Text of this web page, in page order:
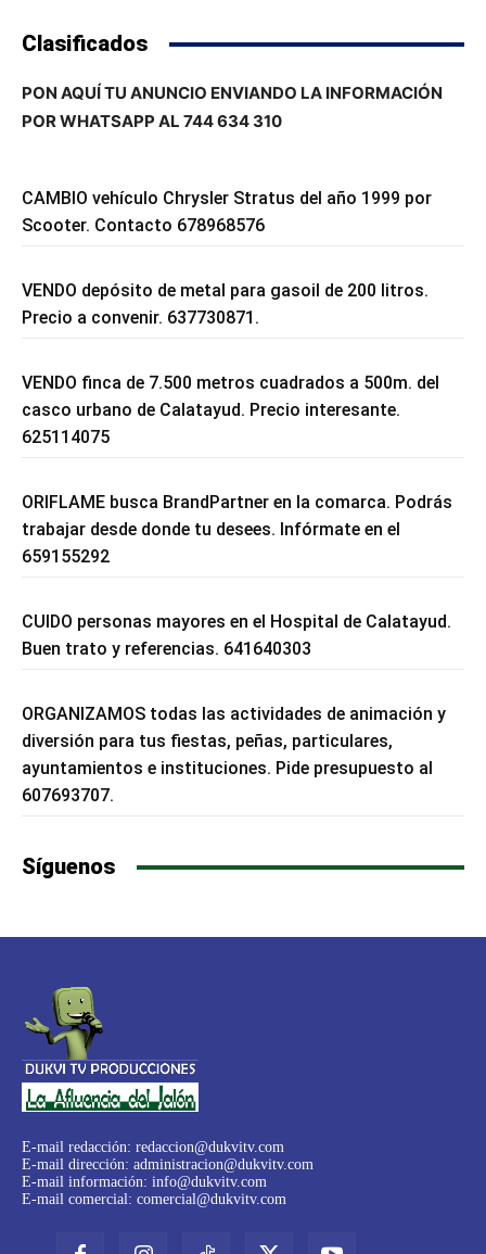
Clasificados
PON AQUÍ TU ANUNCIO ENVIANDO LA INFORMACIÓN
POR WHATSAPP AL 744 634 310
CAMBIO vehículo Chrysler Stratus del año 1999 por
Scooter. Contacto 678968576
VENDO depósito de metal para gasoil de 200 litros.
Precio a convenir. 637730871.
VENDO finca de 7.500 metros cuadrados a 500m. del
casco urbano de Calatayud. Precio interesante.
625114075
ORIFLAME busca BrandPartner en la comarca. Podrás
trabajar desde donde tu desees. Infórmate en el
659155292
CUIDO personas mayores en el Hospital de Calatayud.
Buen trato y referencias. 641640303
ORGANIZAMOS todas las actividades de animación y
diversión para tus fiestas, peñas, particulares,
ayuntamientos e instituciones. Pide presupuesto al
607693707.
Síguenos
E-mail redacción: redaccion@dukvitv.com
E-mail dirección: administracion@dukvitv.com
E-mail información: info@dukvitv.com
E-mail comercial: comercial@dukvitv.com